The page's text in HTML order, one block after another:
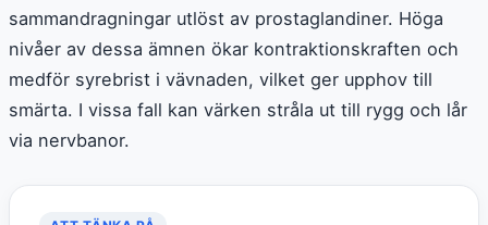
sammandragningar utlöst av prostaglandiner. Höga
nivåer av dessa ämnen ökar kontraktionskraften och
medför syrebrist i vävnaden, vilket ger upphov till
smärta. I vissa fall kan värken stråla ut till rygg och lår
via nervbanor.